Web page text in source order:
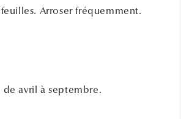
Arroser fréquemment.
de avril à septembre.